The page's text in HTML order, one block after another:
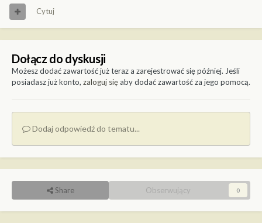
Cytuj
Dołącz do dyskusji
Możesz dodać zawartość już teraz a zarejestrować się później. Jeśli
posiadasz już konto, zaloguj sięaby dodać zawartość za jego pomocą.
Dodaj odpowiedź do tematu...
Share Obserwujący 0